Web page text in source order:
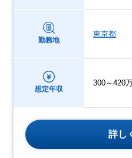
勤務地
東京都
想定年収
300～420
詳し